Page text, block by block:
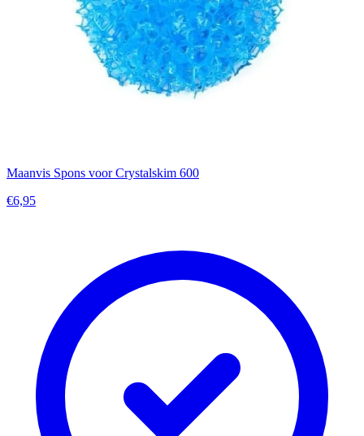
Maanvis Spons voor Crystalskim 600
€6,95